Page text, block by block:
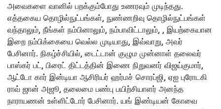
அவைகளை வானில் பறக்கும்போது உணரவும் முடிந்தது.
எத்தகைய தொழில்நுட்பங்கள், நுண்ணறிவு தொழில்நுட்பங்கள்
வந்தாலும், நீங்கள் நம்பினாலும், நம்பாவிட்டாலும், , இயற்கையான
இறை நம்பிக்கையை வெல்ல முடியாது, இவ்வாறு, அவர்
பேசினார். நிகழ்ச்சியில், டைட்டான் குழும முன்னாள் தலைவர்
பாஸ்கர் பட், பிரைட் திட்டத்தின் இணை நிறுவனர் விஜய்குமார்,
ஆட்டோ கார் இன்டியா ஆசிரியர் ஹர்மச் சொரப்ஜி, ஏஐ புரோடகி
ராவ் ஜான் அஜூ, தலைமை பண்பு பயிற்சியாளர் அனந்த
நாராயணன் உள்ளிட்டோர் பேசினார். யங் இண்டியன் கோவை